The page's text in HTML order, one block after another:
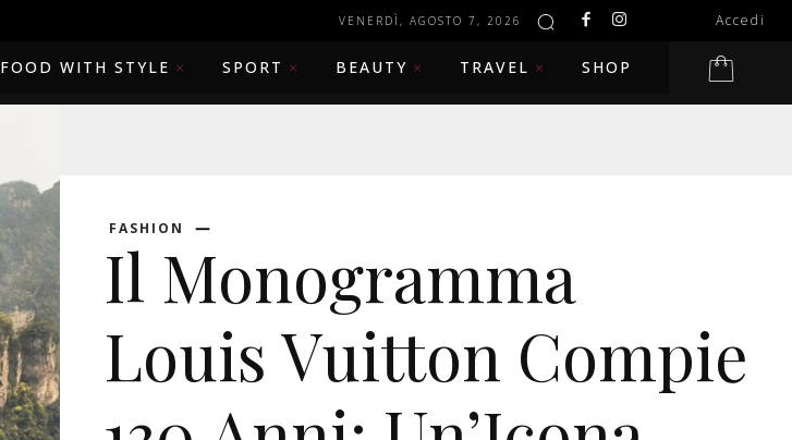
VENERDÌ, AGOSTO 7, 2026 Accedi
FOOD WITH STYLE SPORT BEAUTY TRAVEL SHOP
FASHION
Il Monogramma
Louis Vuitton Compie